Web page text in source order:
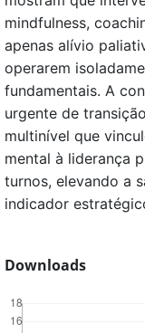
mindfulness,
apenas alívio
operarem
fundamentais. A
urgente de
multinível que
mental à liderança
turnos, elevando a
indicador
Downloads